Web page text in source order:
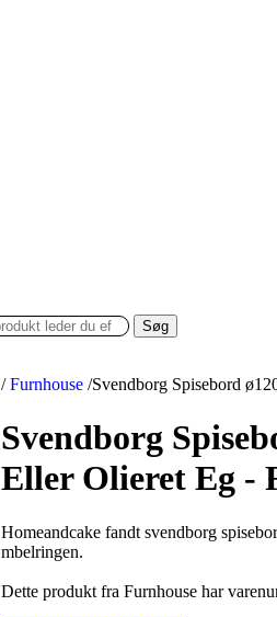
Søg
/ Furnhouse /Svendborg Spisebord
Svendborg
Eller Olieret Eg -
Homeandcake fandt svendborg
mbelringen.
Dette produkt fra Furnhouse har